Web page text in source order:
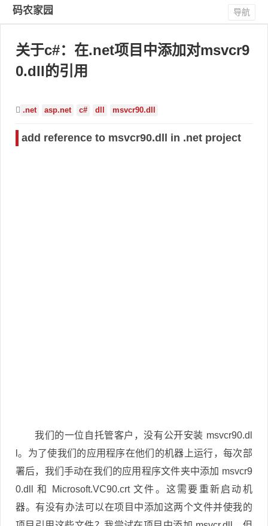
码农家园 导航
关于c#：在.net项目中添加对msvcr9
0.dll的引用
.net asp.net c# dll msvcr90.dll
add reference to msvcr90.dll in .net project
我们的一位自托管客户，没有公开安装 msvcr90.dl
l。为了使我们的应用程序在他们的机器上运行，每次部
署后，我们手动在我们的应用程序文件夹中添加 msvcr9
0.dll 和 Microsoft.VC90.crt 文件。这需要重新启动机
器。有没有办法可以在项目中添加这两个文件并使我的